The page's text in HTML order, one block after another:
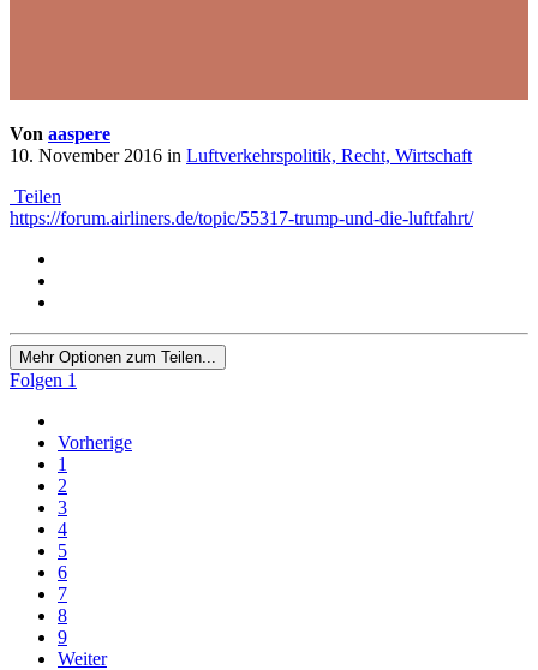
Von aaspere
10. November 2016 in Luftverkehrspolitik, Recht, Wirtschaft
Teilen
https://forum.airliners.de/topic/55317-trump-und-die-luftfahrt/
Mehr Optionen zum Teilen...
Folgen 1
Vorherige
1
2
3
4
5
6
7
8
9
Weiter